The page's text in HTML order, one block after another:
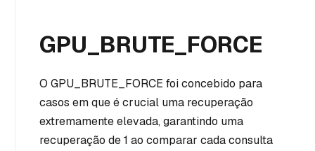
GPU_BRUTE_FORCE
O GPU_BRUTE_FORCE foi concebido para
casos em que é crucial uma recuperação
extremamente elevada, garantindo uma
recuperação de 1 ao comparar cada consulta